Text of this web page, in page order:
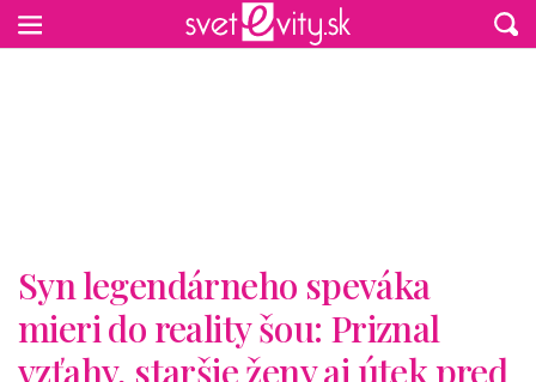
Syn legendárneho speváka
mieri do reality šou: Priznal
vzťahy, staršie ženy aj útek pred